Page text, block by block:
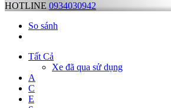
HOTLINE 0934030942
So sánh
Tất Cả
Xe đã qua sử dụng
A
C
E